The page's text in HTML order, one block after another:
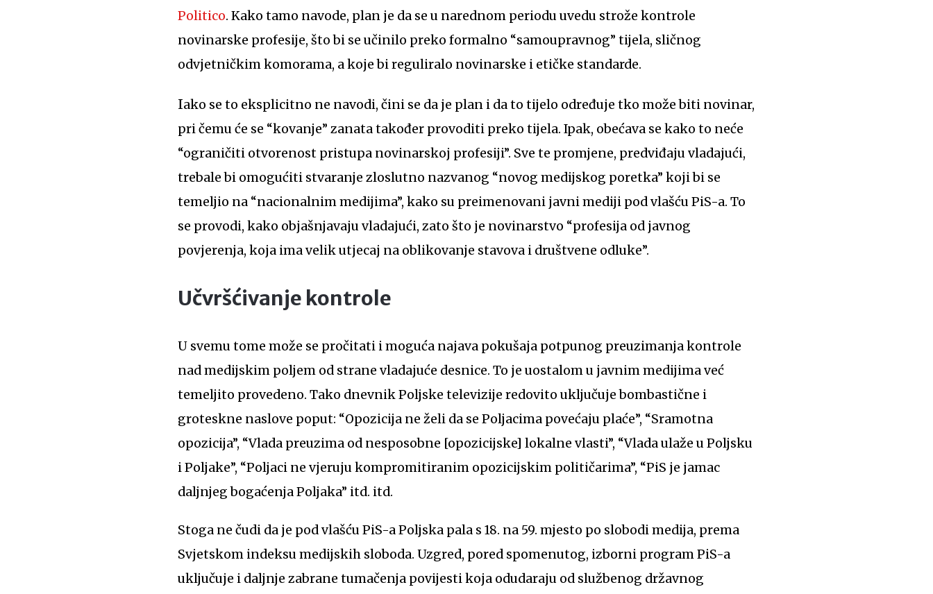
Politico. Kako tamo navode, plan je da se u narednom periodu uvedu strože kontrole
novinarske profesije, što bi se učinilo preko formalno “samoupravnog” tijela, sličnog
odvjetničkim komorama, a koje bi reguliralo novinarske i etičke standarde.
Iako se to eksplicitno ne navodi, čini se da je plan i da to tijelo određuje tko može biti novinar,
pri čemu će se “kovanje” zanata također provoditi preko tijela. Ipak, obećava se kako to neće
“ograničiti otvorenost pristupa novinarskoj profesiji”. Sve te promjene, predviđaju vladajući,
trebale bi omogućiti stvaranje zloslutno nazvanog “novog medijskog poretka” koji bi se
temeljio na “nacionalnim medijima”, kako su preimenovani javni mediji pod vlašću PiS-a. To
se provodi, kako objašnjavaju vladajući, zato što je novinarstvo “profesija od javnog
povjerenja, koja ima velik utjecaj na oblikovanje stavova i društvene odluke”.
Učvršćivanje kontrole
U svemu tome može se pročitati i moguća najava pokušaja potpunog preuzimanja kontrole
nad medijskim poljem od strane vladajuće desnice. To je uostalom u javnim medijima već
temeljito provedeno. Tako dnevnik Poljske televizije redovito uključuje bombastične i
groteskne naslove poput: “Opozicija ne želi da se Poljacima povećaju plaće”, “Sramotna
opozicija”, “Vlada preuzima od nesposobne [opozicijske] lokalne vlasti”, “Vlada ulaže u Poljsku
i Poljake”, “Poljaci ne vjeruju kompromitiranim opozicijskim političarima”, “PiS je jamac
daljnjeg bogaćenja Poljaka” itd. itd.
Stoga ne čudi da je pod vlašću PiS-a Poljska pala s 18. na 59. mjesto po slobodi medija, prema
Svjetskom indeksu medijskih sloboda. Uzgred, pored spomenutog, izborni program PiS-a
uključuje i daljnje zabrane tumačenja povijesti koja odudaraju od službenog državnog